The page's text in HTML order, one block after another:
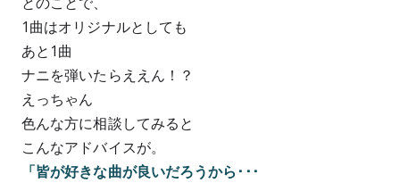
1曲はオリジナルとしても
あと1曲
ナニを弾いたらええん！？
えっちゃん
色んな方に相談してみると
こんなアドバイスが。
「皆が好きな曲が良いだろうから･･･